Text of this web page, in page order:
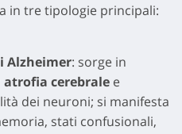
in tre tipologie principali:
Alzheimer: sorge in
atrofia cerebrale e
dei neuroni; si manifesta
stati confusionali,